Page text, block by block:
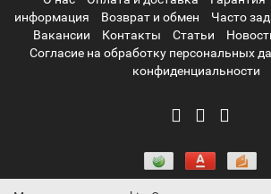
информация
Возврат и обмен
Часто
Вакансии
Контакты Статьи
Согласие на обработку персональных
конфиденциальности